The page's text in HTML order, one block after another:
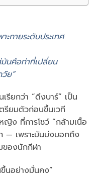
กายระดับประเทศ
นคือท่าที่เปลี่ยน
ย”
รียกว่า “ดึงบาร์” เป็น
รียมตัวก่อนขึ้นเวที
ญิง ที่การโชว์ “กล้ามเนื้อ
— เพราะมันบ่งบอกถึง
องนักกีฬา
นอย่างมั่นคง”